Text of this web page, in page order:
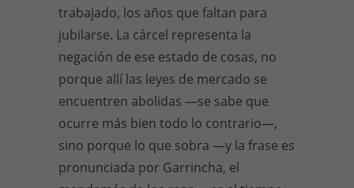
trabajado, los años que faltan para
jubilarse. La cárcel representa la
negación de ese estado de cosas, no
porque allí las leyes de mercado se
encuentren abolidas —se sabe que
ocurre más bien todo lo contrario—,
sino porque lo que sobra —y la frase es
pronunciada por Garrincha, el